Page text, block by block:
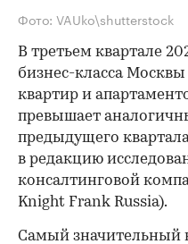
Фото: VAUko\shutterstock
В третьем квартале
бизнес-класса
квартир и
превышает
предыдущего
в редакцию
консалтинговой
Knight Frank Russia).
Самый значительный